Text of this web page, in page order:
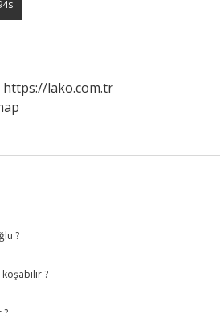
https://lako.com.tr
?
?
?